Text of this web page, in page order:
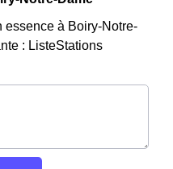
essence à Boiry-Notre-
: ListeStations